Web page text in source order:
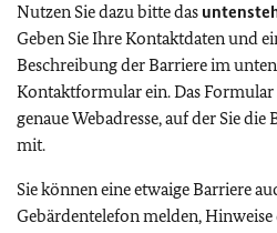
Nutzen Sie dazu bitte das
Geben Sie Ihre Kontaktdaten und
Beschreibung der Barriere im
Kontaktformular ein. Das
genaue Webadresse, auf der Sie
mit.
Sie können eine etwaige Barriere
Gebärdentelefon melden, Hinweise